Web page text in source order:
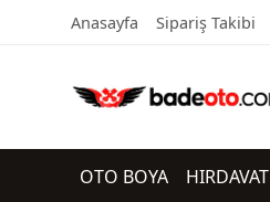
Anasayfa Sipariş Takibi
OTO BOYA HIRDAVAT